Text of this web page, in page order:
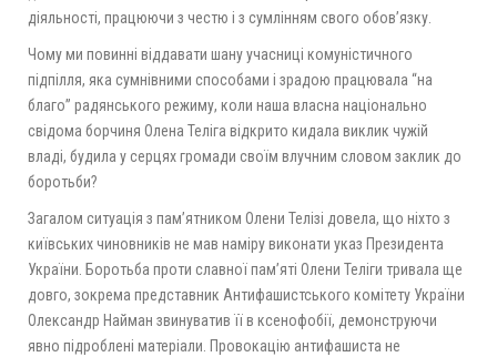
діяльності, працюючи з честю і з сумлінням свого обов’язку.
Чому ми повинні віддавати шану учасниці комуністичного
підпілля, яка сумнівними способами і зрадою працювала “на
благо” радянського режиму, коли наша власна національно
свідома борчиня Олена Теліга відкрито кидала виклик чужій
владі, будила у серцях громади своїм влучним словом заклик до
боротьби?
Загалом ситуація з пам’ятником Олени Телізі довела, що ніхто з
київських чиновників не мав наміру виконати указ Президента
України. Боротьба проти славної пам’яті Олени Теліги тривала ще
довго, зокрема представник Антифашистського комітету України
Олександр Найман звинуватив її в ксенофобії, демонструючи
явно підроблені матеріали. Провокацію антифашиста не